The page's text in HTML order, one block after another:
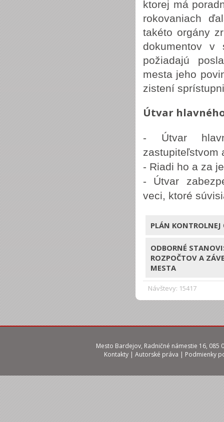
Návštevy: 15417
ktorej má
rokovaniach
takéto orgány
dokumentov
požiadajú
mesta jeho
zistení
Útvar
- Útvar
zastupiteľstvom
- Riadi ho a za
- Útvar
veci, ktoré
PLÁN
ODBORNÉ
ROZPOČTOV A
MESTA
Mesto Bardejov, Radničné námestie 16, 085
Kontakty | Autorské práva | Podmienky